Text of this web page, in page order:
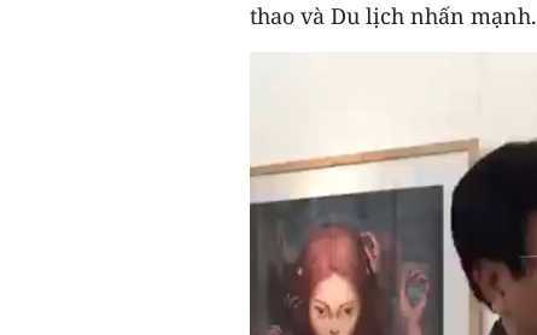
thao và Du lịch nhấn mạnh.